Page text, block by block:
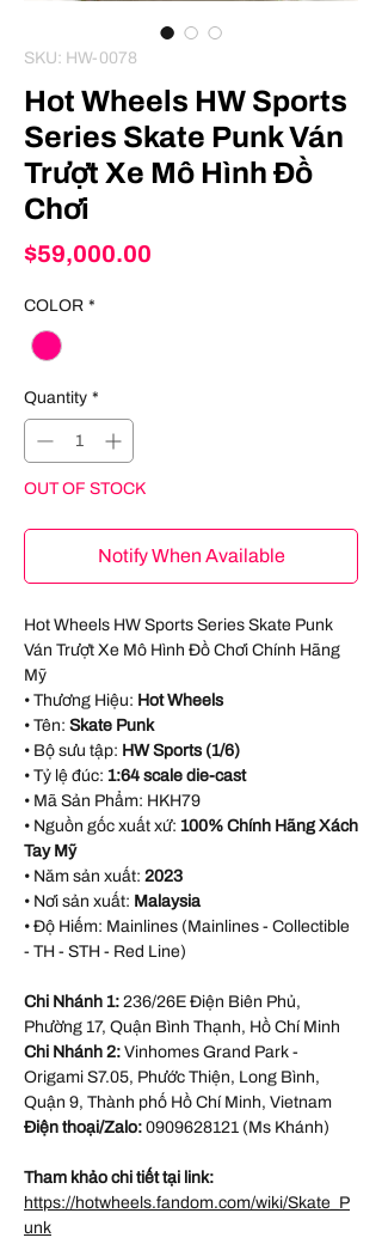
SKU: HW-0078
Hot Wheels HW Sports
Series Skate Punk Ván
Trượt Xe Mô Hình Đồ
Chơi
$59,000.00
COLOR *
Quantity *
OUT OF STOCK
Notify When Available
Hot Wheels HW Sports Series Skate Punk
Ván Trượt Xe Mô Hình Đồ Chơi Chính Hãng
Mỹ
• Thương Hiệu: Hot Wheels
• Tên: Skate Punk
• Bộ sưu tập: HW Sports (1/6)
• Tỷ lệ đúc: 1:64 scale die-cast
• Mã Sản Phẩm: HKH79
• Nguồn gốc xuất xứ: 100% Chính Hãng Xách
Tay Mỹ
• Năm sản xuất: 2023
• Nơi sản xuất: Malaysia
• Độ Hiếm: Mainlines (Mainlines - Collectible
- TH - STH - Red Line)
Chi Nhánh 1: 236/26E Điện Biên Phủ,
Phường 17, Quận Bình Thạnh, Hồ Chí Minh
Chi Nhánh 2: Vinhomes Grand Park -
Origami S7.05, Phước Thiện, Long Bình,
Quận 9, Thành phố Hồ Chí Minh, Vietnam
Điện thoại/Zalo: 0909628121 (Ms Khánh)
Tham khảo chi tiết tại link:
https://hotwheels.fandom.com/wiki/Skate_P
unk